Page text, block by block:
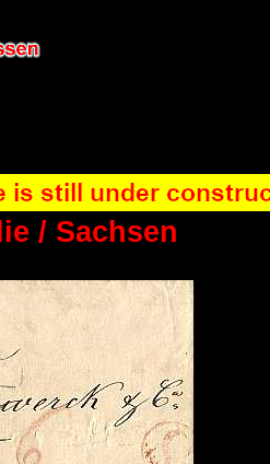
/ Sachsen